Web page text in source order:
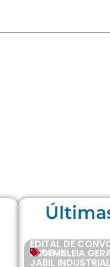
Editais
EDITAL DE
ASSEMBLEIA
JABIL